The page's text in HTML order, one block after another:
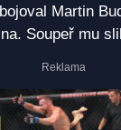
Martin
Soupeř mu